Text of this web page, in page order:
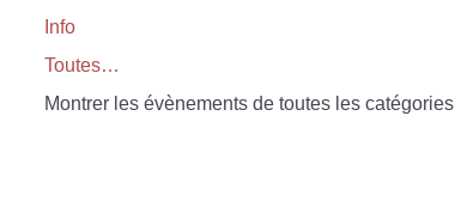
Info
Toutes…
Montrer les évènements de toutes les catégories